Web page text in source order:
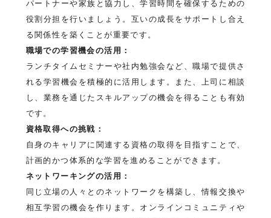
パートナーや家族と協力し、学習時間を確保するための
役割分担を行いましょう。互いの成長をサポートし合え
る関係性を築くことが重要です。
職場での学習機会の活用：
ランチタイムセミナーや社内勉強会など、職場で提供さ
れる学習機会を積極的に活用します。また、上司に相談
し、業務を通じたスキルアップの機会を得ることも有効
です。
資格取得への挑戦：
自身のキャリアに関連する資格の取得を目指すことで、
計画的かつ体系的な学習を進めることができます。
ネットワーキングの活用：
同じ立場の人々とのネットワークを構築し、情報交換や
相互学習の機会を作ります。オンラインコミュニティや